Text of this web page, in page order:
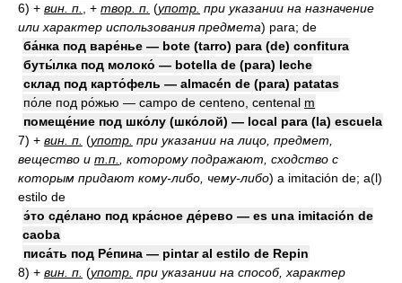
6) + вин. п. , + твор. п. (употр. при указании на назначение
или характер использования предмета) para; de
ба́нка под варе́нье — bote (tarro) para (de) confitura
буты́лка под молоко́ — botella de (para) leche
склад под карто́фель — almacén de (para) patatas
по́ле под ро́жью — campo de centeno, centenal m
помеще́ние под шко́лу (шко́лой) — local para (la) escuela
7) + вин. п. (употр. при указании на лицо, предмет,
вещество и т.п.
, которому подражают, сходство с
которым придают кому-либо, чему-либо) a imitación de; a(l)
estilo de
э́то сде́лано под кра́сное де́рево — es una imitación de
caoba
писа́ть под Ре́пина — pintar al estilo de Repin
8) + вин. п. (употр. при указании на способ, характер